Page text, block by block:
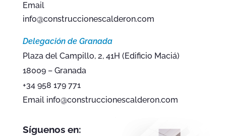
Email
info@construccionescalderon.com
Delegación de Granada
Plaza del Campillo, 2, 41H (Edificio Maciá)
18009 – Granada
+34 958 179 771
Email info@construccionescalderon.com
Síguenos en: